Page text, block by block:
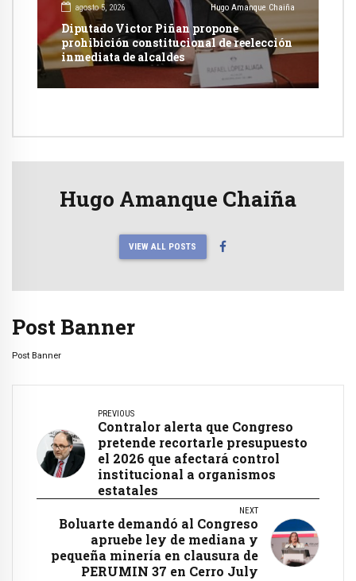
agosto 5, 2026 Hugo Amanque Chaiña
Diputado Victor Piñan propone
prohibición constitucional de reelección
inmediata de alcaldes
Hugo Amanque Chaiña
VIEW ALL POSTS
Post Banner
Post Banner
PREVIOUS
Contralor alerta que Congreso
pretende recortarle presupuesto
el 2026 que afectará control
institucional a organismos
estatales
NEXT
Boluarte demandó al Congreso
apruebe ley de mediana y
pequeña minería en clausura de
PERUMIN 37 en Cerro July